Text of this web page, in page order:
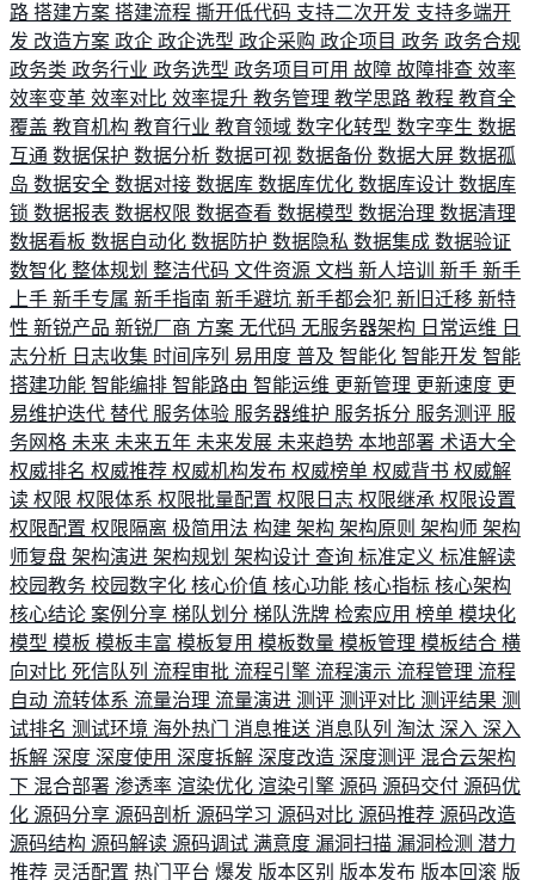
路 搭建方案 搭建流程 撕开低代码 支持二次开发 支持多端开
发 改造方案 政企 政企选型 政企采购 政企项目 政务 政务合规
政务类 政务行业 政务选型 政务项目可用 故障 故障排查 效率
效率变革 效率对比 效率提升 教务管理 教学思路 教程 教育全
覆盖 教育机构 教育行业 教育领域 数字化转型 数字孪生 数据
互通 数据保护 数据分析 数据可视 数据备份 数据大屏 数据孤
岛 数据安全 数据对接 数据库 数据库优化 数据库设计 数据库
锁 数据报表 数据权限 数据查看 数据模型 数据治理 数据清理
数据看板 数据自动化 数据防护 数据隐私 数据集成 数据验证
数智化 整体规划 整洁代码 文件资源 文档 新人培训 新手 新手
上手 新手专属 新手指南 新手避坑 新手都会犯 新旧迁移 新特
性 新锐产品 新锐厂商 方案 无代码 无服务器架构 日常运维 日
志分析 日志收集 时间序列 易用度 普及 智能化 智能开发 智能
搭建功能 智能编排 智能路由 智能运维 更新管理 更新速度 更
易维护迭代 替代 服务体验 服务器维护 服务拆分 服务测评 服
务网格 未来 未来五年 未来发展 未来趋势 本地部署 术语大全
权威排名 权威推荐 权威机构发布 权威榜单 权威背书 权威解
读 权限 权限体系 权限批量配置 权限日志 权限继承 权限设置
权限配置 权限隔离 极简用法 构建 架构 架构原则 架构师 架构
师复盘 架构演进 架构规划 架构设计 查询 标准定义 标准解读
校园教务 校园数字化 核心价值 核心功能 核心指标 核心架构
核心结论 案例分享 梯队划分 梯队洗牌 检索应用 榜单 模块化
模型 模板 模板丰富 模板复用 模板数量 模板管理 模板结合 横
向对比 死信队列 流程审批 流程引擎 流程演示 流程管理 流程
自动 流转体系 流量治理 流量演进 测评 测评对比 测评结果 测
试排名 测试环境 海外热门 消息推送 消息队列 淘汰 深入 深入
拆解 深度 深度使用 深度拆解 深度改造 深度测评 混合云架构
下 混合部署 渗透率 渲染优化 渲染引擎 源码 源码交付 源码优
化 源码分享 源码剖析 源码学习 源码对比 源码推荐 源码改造
源码结构 源码解读 源码调试 满意度 漏洞扫描 漏洞检测 潜力
推荐 灵活配置 热门平台 爆发 版本区别 版本发布 版本回滚 版